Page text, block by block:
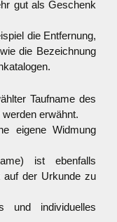
gut als Geschenk
die Entfernung,
die Bezeichnung
Taufname des
erwähnt.
eigene Widmung
ist ebenfalls
der Urkunde zu
individuelles